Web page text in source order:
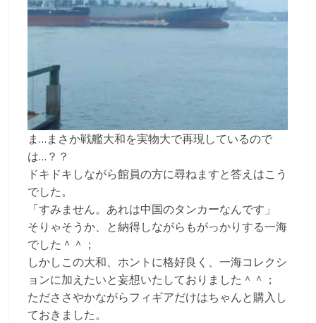
ま…まさか戦艦大和を実物大で再現しているので
は…？？
ドキドキしながら館員の方に尋ねますと答えはこう
でした。
「すみません。あれは中国のタンカーなんです」
そりゃそうか、と納得しながらもがっかりする一海
でした＾＾；
しかしこの大和、ホントに格好良く、一海コレクシ
ョンに加えたいと妄想いたしておりました＾＾；
ただささやかながらフィギアだけはちゃんと購入し
ておきました。